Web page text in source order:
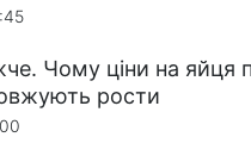
Чому ціни на яйця
рости